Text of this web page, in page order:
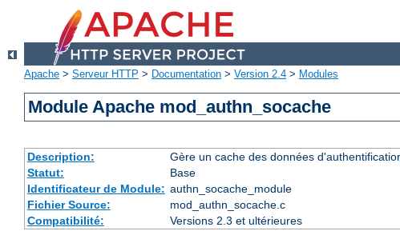
Apache > Serveur HTTP > Documentation > Version 2.4 > Modules
Module Apache mod_authn_socache
Description:
Gère un cache des données
Statut:
Base
Identificateur de Module: authn_socache_module
Fichier Source:
mod_authn_socache.c
Compatibilité:
Versions 2.3 et ultérieures